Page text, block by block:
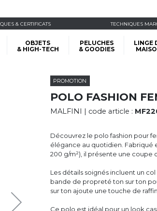
& CERTIFICATS TECHNIQUES
OBJETS
& HIGH-TECH
PELUCHES
& GOODIES
LINGE
PROMOTION
POLO FASHION
MALFINI | code article :
Découvrez le polo fashion pour
élégance au quotidien. Fabriqué
200 g/m²), il présente une coupe
Les détails soignés incluent un
bande de propreté ton sur ton
sur ton ajoute une touche de
Ce polo est idéal pour un look